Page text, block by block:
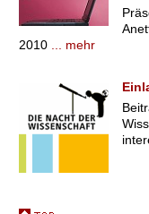
2010
... mehr